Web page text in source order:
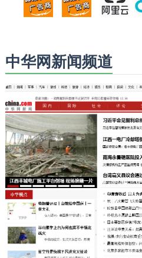
广告位招商_广告位待
广告位招商
中华网新闻频道